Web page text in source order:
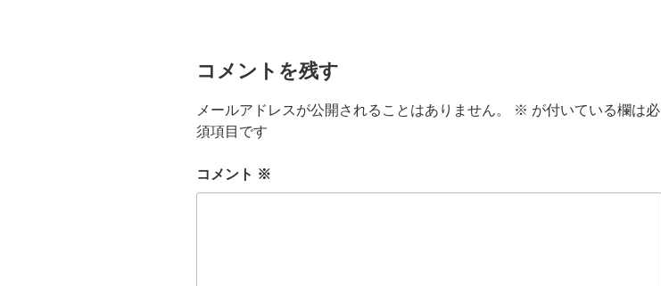
コメントを残す
メールアドレスが公開されることはありません。 ※ が付いている欄は必
須項目です
コメント ※